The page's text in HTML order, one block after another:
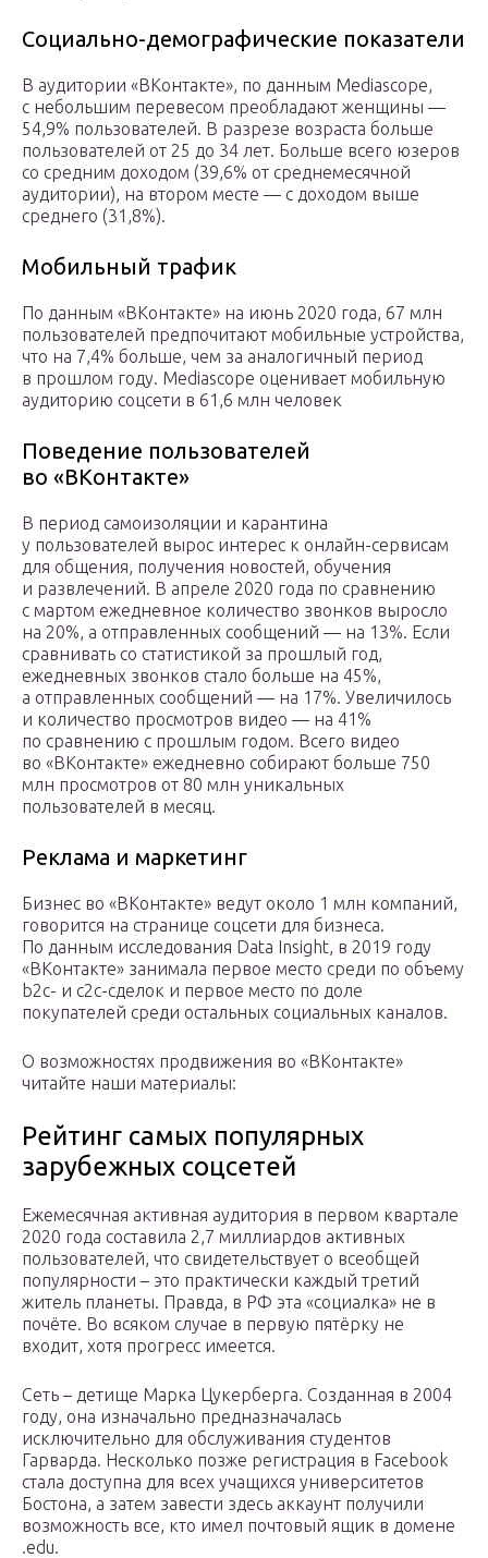
Социально-демографические показатели
В аудитории «ВКонтакте», по данным Mediascope,
с небольшим перевесом преобладают женщины —
54,9% пользователей. В разрезе возраста больше
пользователей от 25 до 34 лет. Больше всего юзеров
со средним доходом (39,6% от среднемесячной
аудитории), на втором месте — с доходом выше
среднего (31,8%).
Мобильный трафик
По данным «ВКонтакте» на июнь 2020 года, 67 млн
пользователей предпочитают мобильные устройства,
что на 7,4% больше, чем за аналогичный период
в прошлом году. Mediascope оценивает мобильную
аудиторию соцсети в 61,6 млн человек
Поведение пользователей
во «ВКонтакте»
В период самоизоляции и карантина
у пользователей вырос интерес к онлайн-сервисам
для общения, получения новостей, обучения
и развлечений. В апреле 2020 года по сравнению
с мартом ежедневное количество звонков выросло
на 20%, а отправленных сообщений — на 13%. Если
сравнивать со статистикой за прошлый год,
ежедневных звонков стало больше на 45%,
а отправленных сообщений — на 17%. Увеличилось
и количество просмотров видео — на 41%
по сравнению с прошлым годом. Всего видео
во «ВКонтакте» ежедневно собирают больше 750
млн просмотров от 80 млн уникальных
пользователей в месяц.
Реклама и маркетинг
Бизнес во «ВКонтакте» ведут около 1 млн компаний,
говорится на странице соцсети для бизнеса.
По данным исследования Data Insight, в 2019 году
«ВКонтакте» занимала первое место среди по объему
b2c- и c2c-сделок и первое место по доле
покупателей среди остальных социальных каналов.
О возможностях продвижения во «ВКонтакте»
читайте наши материалы:
Рейтинг самых популярных
зарубежных соцсетей
Ежемесячная активная аудитория в первом квартале
2020 года составила 2,7 миллиардов активных
пользователей, что свидетельствует о всеобщей
популярности – это практически каждый третий
житель планеты. Правда, в РФ эта «социалка» не в
почёте. Во всяком случае в первую пятёрку не
входит, хотя прогресс имеется.
Сеть – детище Марка Цукерберга. Созданная в 2004
году, она изначально предназначалась
исключительно для обслуживания студентов
Гарварда. Несколько позже регистрация в Facebook
стала доступна для всех учащихся университетов
Бостона, а затем завести здесь аккаунт получили
возможность все, кто имел почтовый ящик в домене
.edu.